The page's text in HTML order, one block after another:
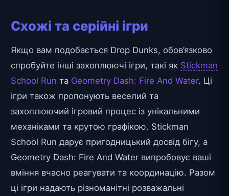
Схожі та серійні ігри
Якщо вам подобається Drop Dunks, обов’язково
спробуйте інші захоплюючі ігри, такі як Stickman
School Run та Geometry Dash: Fire And Water. Ці
ігри також пропонують веселий та
захоплюючий ігровий процес із унікальними
механіками та крутою графікою. Stickman
School Run дарує пригодницький досвід бігу, а
Geometry Dash: Fire And Water випробовує ваші
вміння вчасно реагувати та координацію. Разом
ці ігри надають різноманітні розважальні